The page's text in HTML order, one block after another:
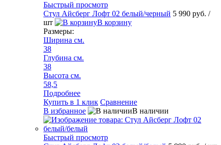
Быстрый просмотр
Стул Айсберг Лофт 02 белый/черный 5 990 руб. /
шт
В корзину
Размеры:
Ширина см.
38
Глубина см.
38
Высота см.
58,5
Подробнее
Купить в 1 клик Сравнение
В избранное
В наличии
Быстрый просмотр